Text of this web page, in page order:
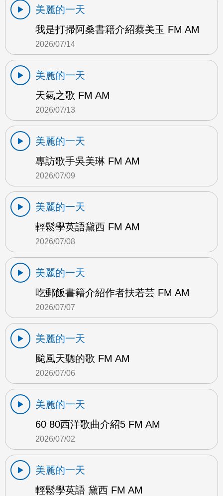
美麗的一天
我是打掃阿桑書籍介紹蔡美玉 FM AM
2026/07/14
美麗的一天
天氣之歌 FM AM
2026/07/13
美麗的一天
專訪歌手吳美琳 FM AM
2026/07/09
美麗的一天
輕鬆學英語黛西 FM AM
2026/07/08
美麗的一天
吃郵飯書籍介紹作者扶若芸 FM AM
2026/07/07
美麗的一天
颱風天聽的歌 FM AM
2026/07/06
美麗的一天
60 80西洋歌曲介紹5 FM AM
2026/07/02
美麗的一天
輕鬆學英語 黛西 FM AM